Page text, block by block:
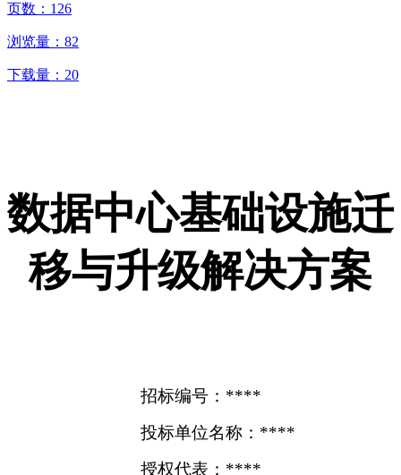
页数： 126
浏览量： 82
下载量： 20
数据中心基础设施迁
移与升级解决方案
招标编号：****
投标单位名称：****
授权代表：****